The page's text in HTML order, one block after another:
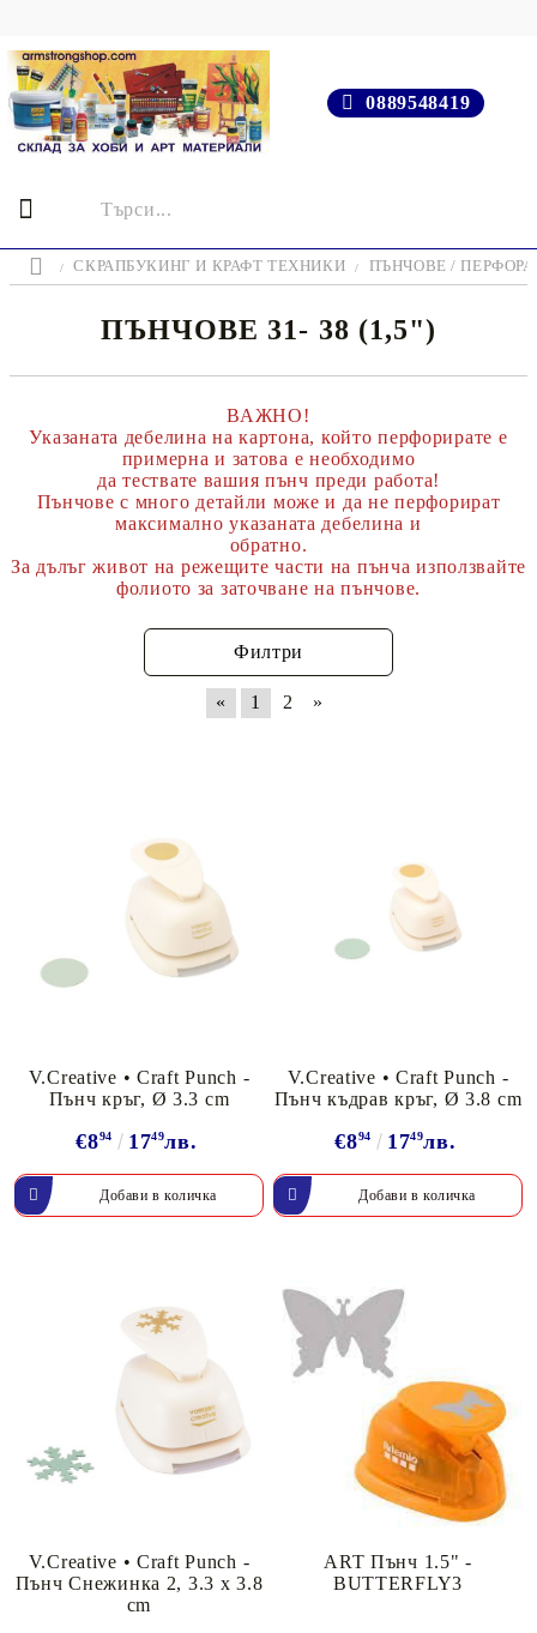
0889548419
СКРАПБУКИНГ И КРАФТ ТЕХНИКИ ПЪНЧОВЕ /
ПЪНЧОВЕ 31- 38 (1,5")
ВАЖНО!
Указаната дебелина на картона, който перфорирате е
примерна и затова е необходимо
да тествате вашия пънч преди работа!
Пънчове с много детайли може и да не перфорират
максимално указаната дебелина и
обратно.
За дълъг живот на режещите части на пънча използвайте
фолиото за заточване на пънчове.
Филтри
« 1 2 »
V.Creative • Craft Punch -
Пънч кръг, Ø 3.3 cm
€894 1749лв.
V.Creative • Craft Punch -
Пънч къдрав кръг, Ø 3.8 cm
€894 1749лв.
V.Creative • Craft Punch -
Пънч Снежинка 2, 3.3 x 3.8
cm
ART Пънч 1.5" -
BUTTERFLY3